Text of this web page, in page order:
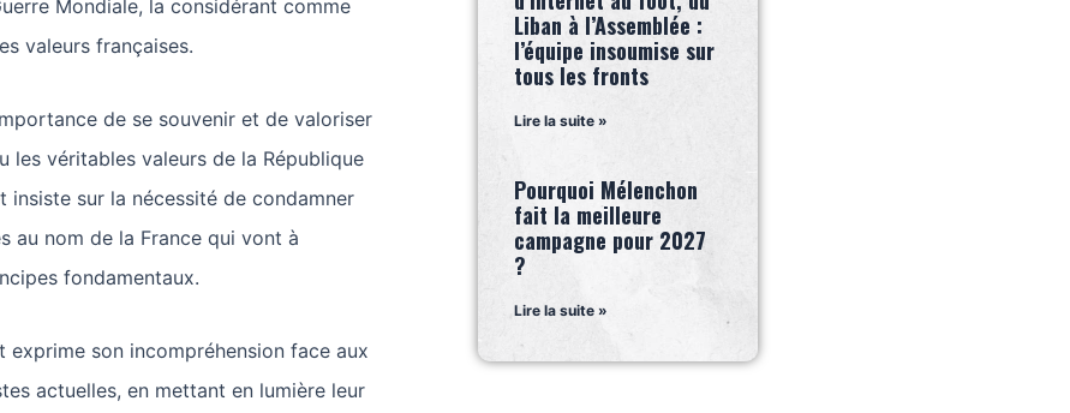
Mondiale, la considérant comme
valeurs françaises.
de se souvenir et de valoriser
les véritables valeurs de la République
insiste sur la nécessité de condamner
au nom de la France qui vont à
fondamentaux.
exprime son incompréhension face aux
actuelles, en mettant en lumière leur
Liban à l’Assemblée :
l’équipe insoumise sur
tous les fronts
Lire la suite »
Pourquoi Mélenchon
fait la meilleure
campagne pour 2027
?
Lire la suite »